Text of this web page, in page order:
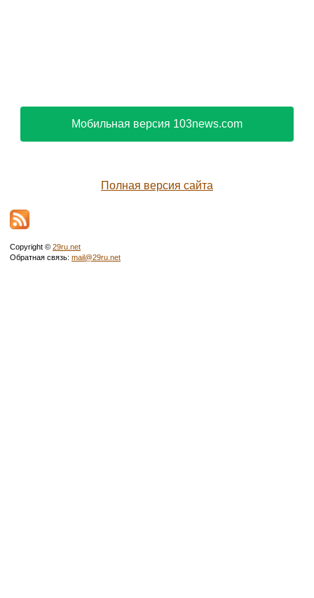
Мобильная версия 103news.com
Полная версия сайта
Copyright © 29ru.net
Обратная связь: mail@29ru.net